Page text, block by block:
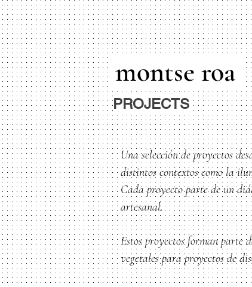
montse roa
PROJECTS
Una selección de proyectos
distintos contextos como la
Cada proyecto parte de un
artesanal.
Estos proyectos forman parte
vegetales para proyectos de